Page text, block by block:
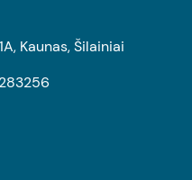
Kaunas, Šilainiai